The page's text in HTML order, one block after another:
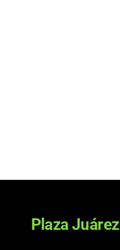
Plaza Juárez